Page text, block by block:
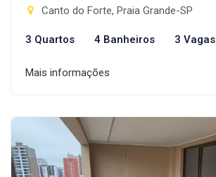
Canto do Forte, Praia Grande-SP
3 Quartos 4 Banheiros 3 Vagas
Mais informações